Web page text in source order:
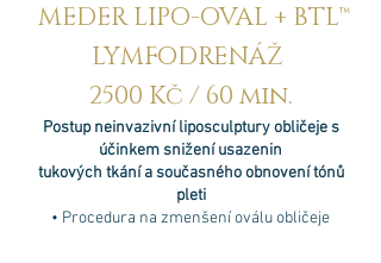
MEDER LIPO-OVAL + BTL™
LYMFODRENÁŽ
2500 Kč / 60 min.
Postup neinvazivní liposculptury obličeje s
účinkem snižení usazenin
tukových tkání a současného obnovení tónů
pleti
• Procedura na zmenšení oválu obličeje